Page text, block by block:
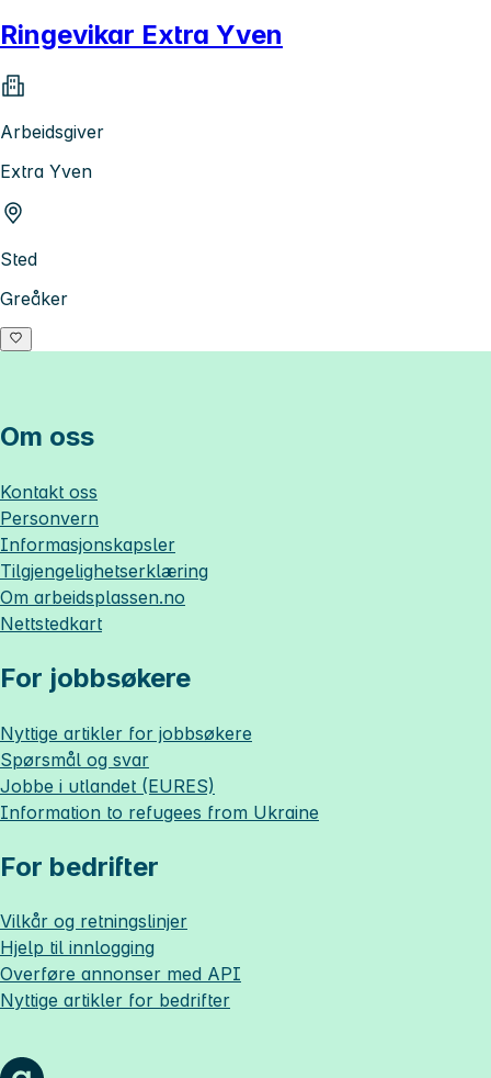
Ringevikar Extra Yven
Arbeidsgiver
Extra Yven
Sted
Greåker
Om oss
Kontakt oss
Personvern
Informasjonskapsler
Tilgjengelighetserklæring
Om arbeidsplassen.no
Nettstedkart
For jobbsøkere
Nyttige artikler for jobbsøkere
Spørsmål og svar
Jobbe i utlandet (EURES)
Information to refugees from Ukraine
For bedrifter
Vilkår og retningslinjer
Hjelp til innlogging
Overføre annonser med API
Nyttige artikler for bedrifter